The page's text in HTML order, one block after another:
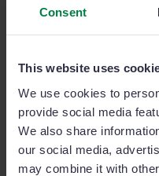
Consent
This website uses
We use cookies to
provide social media
We also share
our social media,
may combine it with
per ciascun membro del
esattamente lo specchio
raccontare i progressi
facendo potrai renderti
non riusciranno stare al
programmato e di